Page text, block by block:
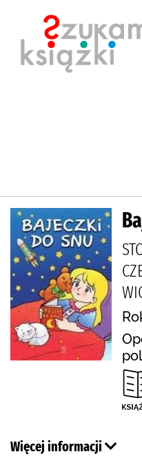
Więcej informacji